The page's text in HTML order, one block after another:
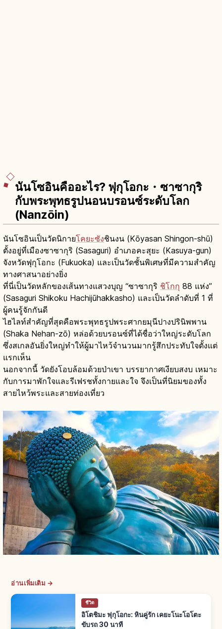
นันโซอินคืออะไร? ฟุกุโอกะ・ซาซากุริ
กับพระพุทธรูปนอนบรอนซ์ระดับโลก
(Nanzōin)
นันโซอินเป็นวัดนิกายโคยะซังชินงน (Kōyasan Shingon-shū)
ตั้งอยู่ที่เมืองซาซากุริ (Sasaguri) อำเภอคะสุยะ (Kasuya-gun)
จังหวัดฟุกุโอกะ (Fukuoka) และเป็นวัดชั้นพิเศษที่มีความสำคัญ
ทางศาสนาอย่างยิ่ง
ที่นี่เป็นวัดหลักของเส้นทางแสวงบุญ “ซาซากุริ ชิโกกุ 88 แห่ง”
(Sasaguri Shikoku Hachijūhakkasho) และเป็นวัดลำดับที่ 1 ที่
ผู้คนรู้จักกันดี
ไฮไลท์สำคัญที่สุดคือพระพุทธรูปพระศากยมุนีปางปรินิพพาน
(Shaka Nehan-zō) หล่อด้วยบรอนซ์ที่ได้ชื่อว่าใหญ่ระดับโลก
ซึ่งสเกลอันยิ่งใหญ่ทำให้ผู้มาไหว้จำนวนมากรู้สึกประทับใจตั้งแต่
แรกเห็น
นอกจากนี้ วัดยังโอบล้อมด้วยป่าเขา บรรยากาศเงียบสงบ เหมาะ
กับการมาพักใจและรีเฟรชทั้งกายและใจ จึงเป็นที่นิยมของทั้ง
สายไหว้พระและสายท่องเที่ยว
อ่านเพิ่มเติม →
ชีวิต
อิโตชิมะ ฟุกุโอกะ: หินคู่รัก เคยะโนะโอโตะ
ขับรถ 30 นาที